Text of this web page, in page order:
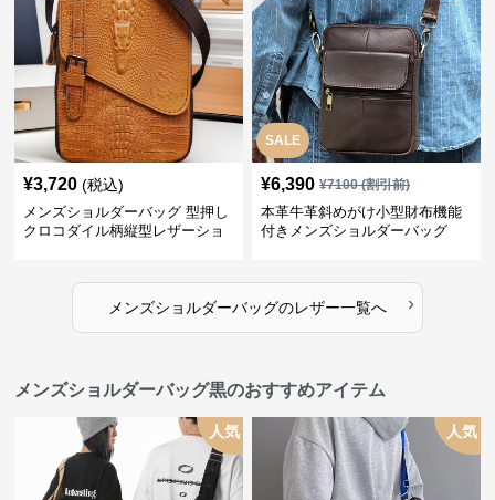
¥3,720 (税込)
メンズショルダーバッグ 型押し
クロコダイル柄縦型レザーショ
SALE
¥6,390 ¥7100(割引前)
本革牛革斜めがけ小型財布機能
付きメンズショルダーバッグ
メンズショルダーバッグのレザー一覧へ ›
メンズショルダーバッグ黒のおすすめアイテム
人気 人気